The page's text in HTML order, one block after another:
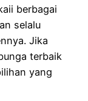
berbagai
selalu
Jika
terbaik
yang